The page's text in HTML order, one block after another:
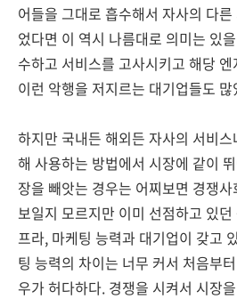
어들을 그대로 흡수해서 자사의 다
었다면 이 역시 나름대로 의미는 있
수하고 서비스를 고사시키고 해당
이런 악행을 저지르는 대기업들도
하지만 국내든 해외든 자사의 서비
해 사용하는 방법에서 시장에 같이
장을 빼앗는 경우는 어찌보면 경쟁
보일지 모르지만 이미 선점하고 있
프라, 마케팅 능력과 대기업이 갖고
팅 능력의 차이는 너무 커서 처음부
우가 허다하다. 경쟁을 시켜서 시장